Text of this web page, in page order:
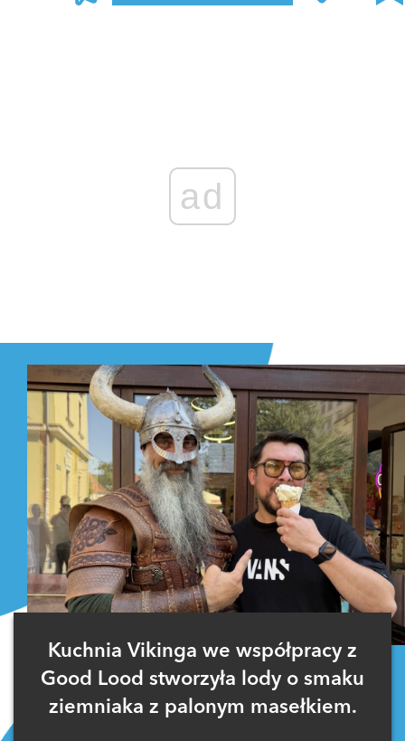
ad
Kuchnia Vikinga we współpracy z
Good Lood stworzyła lody o smaku
ziemniaka z palonym masełkiem.